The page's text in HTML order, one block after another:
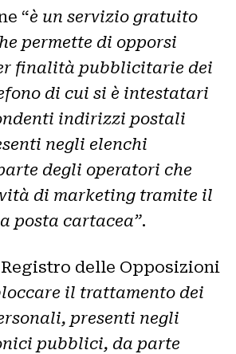
“è un servizio gratuito
permette di opporsi
finalità pubblicitarie dei
di cui si è intestatari
indirizzi postali
negli elenchi
degli operatori che
di marketing tramite il
posta cartacea”.
delle Opposizioni
il trattamento dei
presenti negli
pubblici, da parte